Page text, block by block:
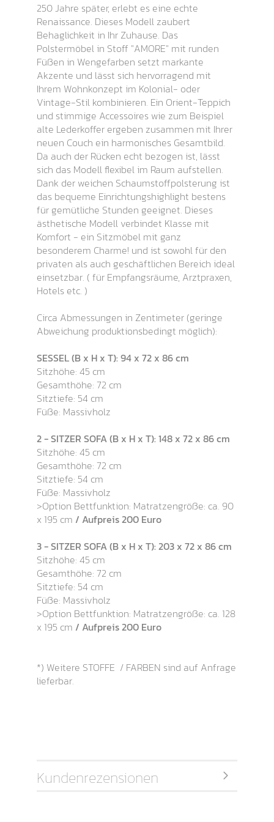
250 Jahre später, erlebt es eine echte
Renaissance. Dieses Modell zaubert
Behaglichkeit in Ihr Zuhause. Das
Polstermöbel in Stoff "AMORE" mit runden
Füßen in Wengefarben setzt markante
Akzente und lässt sich hervorragend mit
Ihrem Wohnkonzept im Kolonial- oder
Vintage-Stil kombinieren. Ein Orient-Teppich
und stimmige Accessoires wie zum Beispiel
alte Lederkoffer ergeben zusammen mit Ihrer
neuen Couch ein harmonisches Gesamtbild.
Da auch der Rücken echt bezogen ist, lässt
sich das Modell flexibel im Raum aufstellen.
Dank der weichen Schaumstoffpolsterung ist
das bequeme Einrichtungshighlight bestens
für gemütliche Stunden geeignet. Dieses
ästhetische Modell verbindet Klasse mit
Komfort - ein Sitzmöbel mit ganz
besonderem Charme! und ist sowohl für den
privaten als auch geschäftlichen Bereich ideal
einsetzbar. ( für Empfangsräume, Arztpraxen,
Hotels etc. )
Circa Abmessungen in Zentimeter (geringe
Abweichung produktionsbedingt möglich):
SESSEL (B x H x T): 94 x 72 x 86 cm
Sitzhöhe: 45 cm
Gesamthöhe: 72 cm
Sitztiefe: 54 cm
Füße: Massivholz
2 - SITZER SOFA (B x H x T): 148 x 72 x 86 cm
Sitzhöhe: 45 cm
Gesamthöhe: 72 cm
Sitztiefe: 54 cm
Füße: Massivholz
>Option Bettfunktion: Matratzengröße: ca. 90
x 195 cm / Aufpreis 200 Euro
3 - SITZER SOFA (B x H x T): 203 x 72 x 86 cm
Sitzhöhe: 45 cm
Gesamthöhe: 72 cm
Sitztiefe: 54 cm
Füße: Massivholz
>Option Bettfunktion: Matratzengröße: ca. 128
x 195 cm / Aufpreis 200 Euro
*) Weitere STOFFE / FARBEN sind auf Anfrage
lieferbar.
Kundenrezensionen